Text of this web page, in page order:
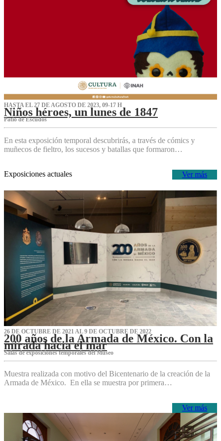
HASTA EL 27 DE AGOSTO DE 2023, 09-17 H
Niños héroes, un lunes de 1847
Patio de Escudos
En esta exposición temporal descubrirás, a través de cómics y
muñecos de fieltro, los sucesos y batallas que formaron…
Ver más
Exposiciones actuales
26 DE OCTUBRE DE 2021 AL 9 DE OCTUBRE DE 2022
200 años de la Armada de México. Con la
mirada hacia el mar
Salas de exposiciones temporales del Museo‌
Muestra realizada con motivo del Bicentenario de la creación de la
Armada de México. En ella se muestra por primera…
Ver más